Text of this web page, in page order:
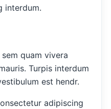
interdum.
quam vivera
Turpis interdum
est hendr.
adipiscing